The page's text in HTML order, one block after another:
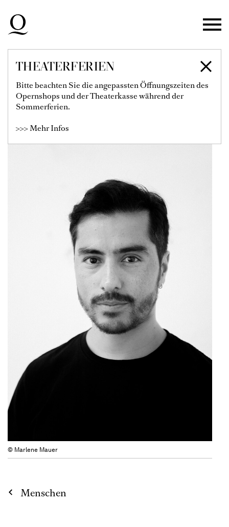
Zur Hauptnavigation springen
Zum Hauptinhalt springen
Zum Footer springen
THEATERFERIEN
Bitte beachten Sie die angepassten Öffnungszeiten des
Opernshops und der Theaterkasse während der
Sommerferien.
>>> Mehr Infos
GUSTAVO STRAUSS
Kompostition und Arrangement
© Marlene Mauer
Menschen